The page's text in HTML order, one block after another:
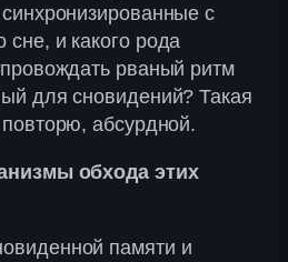
с
и какого рода
рваный ритм
для сновидений? Такая
абсурдной.
обхода этих
памяти и